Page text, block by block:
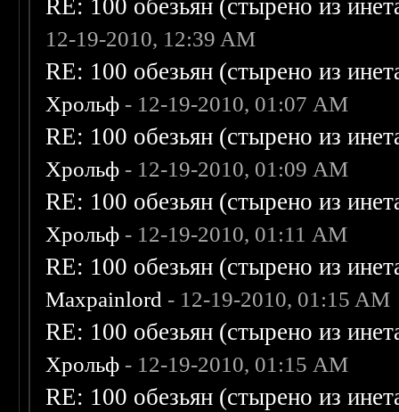
RE: 100 обезьян (стырено из
12-19-2010, 12:39 AM
RE: 100 обезьян (стырено из
Хрольф - 12-19-2010, 01:07 AM
RE: 100 обезьян (стырено из
Хрольф - 12-19-2010, 01:09 AM
RE: 100 обезьян (стырено из
Хрольф - 12-19-2010, 01:11 AM
RE: 100 обезьян (стырено из
Maxpainlord - 12-19-2010, 01:15 AM
RE: 100 обезьян (стырено из
Хрольф - 12-19-2010, 01:15 AM
RE: 100 обезьян (стырено из